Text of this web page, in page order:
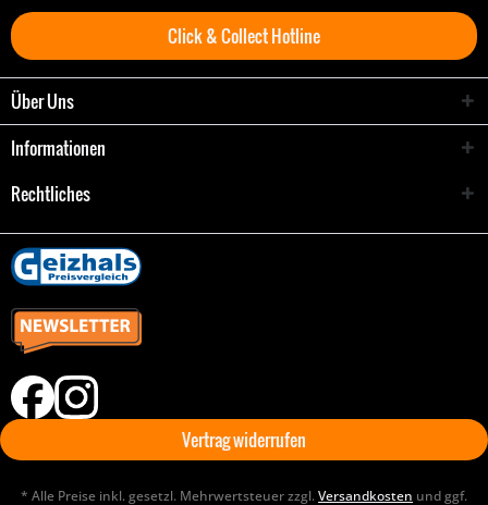
Click & Collect Hotline
Über Uns
Informationen
Rechtliches
Vertrag widerrufen
* Alle Preise inkl. gesetzl. Mehrwertsteuer zzgl.Versandkosten und ggf.